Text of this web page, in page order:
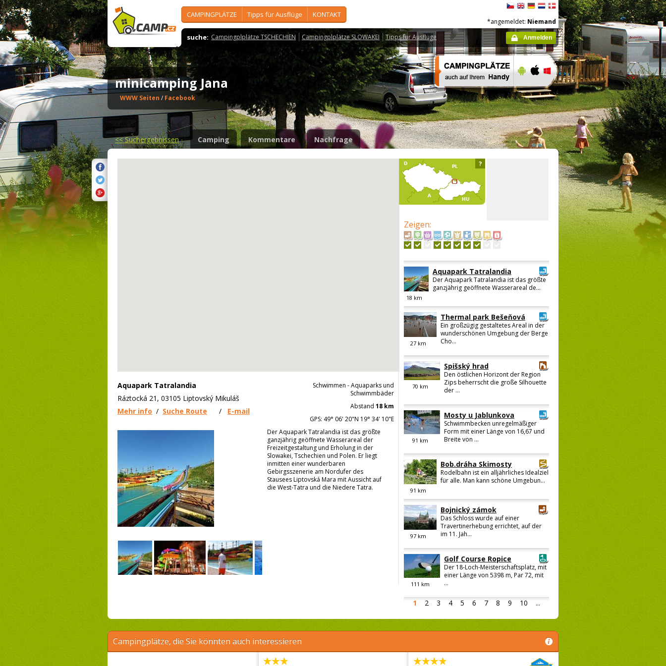
CAMPINGPLÄTZE Tipps für Ausflüge KONTAKT
suche: Campingplplätze TSCHECHIEN Campingplplätze SLOWAKEI Tipps für Ausflüge
*angemeldet: Niemand
Anmelden
minicamping Jana
WWW Seiten / Facebook
<<Suchergebnissen Camping Kommentare Nachfrage
?
Aquapark Tatralandia
Ráztocká 21, 03105 Liptovský Mikuláš
Mehr info / Suche Route / E-mail
Schwimmen - Aquaparks und
Schwimmbäder
Abstand 18 km
GPS: 49° 06' 20"N 19° 34' 10"E
Der Aquapark Tatralandia ist das größte
ganzjährig geöffnete Wasserareal der
Freizeitgestaltung und Erholung in der
Slowakei, Tschechien und Polen. Er liegt
inmitten einer wunderbaren
Gebirgsszenerie am Nordufer des
Stausees Liptovská Mara mit Aussicht auf
die West-Tatra und die Niedere Tatra.
Zeigen:
1 2 3 4 5 6 7 8 9 10 ...
18 km
Aquapark Tatralandia
Der Aquapark Tatralandia ist das größte
ganzjährig geöffnete Wasserareal de...
27 km
Thermal park Bešeňová
Ein großzügig gestaltetes Areal in der
wunderschönen Umgebung der Berge
Cho...
70 km
Spišský hrad
Den östlichen Horizont der Region
Zips beherrscht die große Silhouette
der ...
91 km
Mosty u Jablunkova
Schwimmbecken unregelmäßiger
Form mit einer Länge von 16,67 und
Breite von ...
91 km
Bob.dráha Skimosty
Rodelbahn ist ein alljährliches Idealziel
für alle. Man kann schöne Umgebun...
97 km
Bojnický zámok
Das Schloss wurde auf einer
Travertinerhebung errichtet, auf der
im 11. Jah...
111 km
Golf Course Ropice
Der 18-Loch-Meisterschaftsplatz, mit
einer Länge von 5398 m, Par 72, mit
...
Campingplätze, die Sie könnten auch interessieren